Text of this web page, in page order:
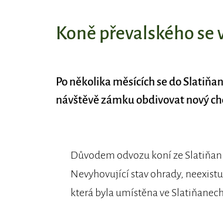
Koně převalského se
Po několika měsících se do
návštěvě zámku obdivovat nový
Důvodem odvozu koní ze
Nevyhovující stav ohrady,
která byla umístěna ve